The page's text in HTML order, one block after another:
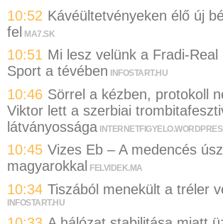
10:52 Kávéültetvényeken élő új
fel MA7.SK
10:51 Mi lesz velünk a Fradi-
Sport a tévében
INFOSTART.HU
10:46 Sörrel a kézben, protokoll
Viktor lett a szerbiai
látványossága
10:45 Vizes Eb – A medencés
magyarokkal
FELVIDEK.MA
10:34 Tiszából menekült a tréler
INFOSTART.HU